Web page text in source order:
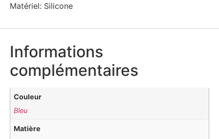
Matériel: Silicone
Informations
complémentaires
Couleur
Bleu
Matière